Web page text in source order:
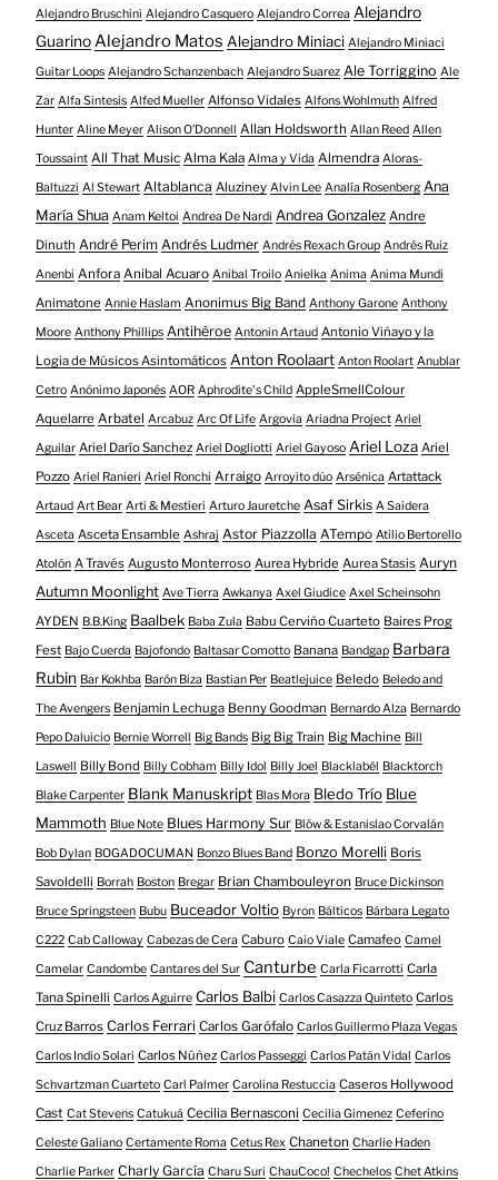
Alejandro Bruschini Alejandro Casquero Alejandro Correa Alejandro
Guarino Alejandro Matos Alejandro Miniaci Alejandro Miniaci
Guitar Loops Alejandro Schanzenbach Alejandro Suarez Ale Torriggino Ale
Zar Alfa Sintesis Alfed Mueller Alfonso Vidales Alfons Wohlmuth Alfred
Hunter Aline Meyer Alison O​’​Donnell Allan Holdsworth Allan Reed Allen
Toussaint All That Music Alma Kala Alma y Vida Almendra Aloras-
Baltuzzi Al Stewart Altablanca Aluziney Alvin Lee Analía Rosenberg Ana
María Shua Anam Keltoi Andrea De Nardi Andrea Gonzalez Andre
Dinuth André Perim Andrés Ludmer Andrés Rexach Group Andrés Ruiz
Anenbi Anfora Anibal Acuaro Anibal Troilo Anielka Anima Anima Mundi
Animatone Annie Haslam Anonimus Big Band Anthony Garone Anthony
Moore Anthony Phillips Antihéroe Antonin Artaud Antonio Viñayo y la
Logia de Músicos Asintomáticos Anton Roolaart Anton Roolart Anublar
Cetro Anónimo Japonés AOR Aphrodite's Child AppleSmellColour
Aquelarre Arbatel Arcabuz Arc Of Life Argovia Ariadna Project Ariel
Aguilar Ariel Darío Sanchez Ariel Dogliotti Ariel Gayoso Ariel Loza Ariel
Pozzo Ariel Ranieri Ariel Ronchi Arraigo Arroyito dúo Arsénica Artattack
Artaud Art Bear Arti & Mestieri Arturo Jauretche Asaf Sirkis A Saidera
Asceta Asceta Ensamble Ashraj Astor Piazzolla ATempo Atilio Bertorello
Atolón A Través Augusto Monterroso Aurea Hybride Aurea Stasis Auryn
Autumn Moonlight Ave Tierra Awkanya Axel Giudice Axel Scheinsohn
AYDEN B.B.King Baalbek Baba Zula Babu Cerviño Cuarteto Baires Prog
Fest Bajo Cuerda Bajofondo Baltasar Comotto Banana Bandgap Barbara
Rubin Bar Kokhba Barón Biza Bastian Per Beatlejuice Beledo Beledo and
The Avengers Benjamin Lechuga Benny Goodman Bernardo Alza Bernardo
Pepo Daluicio Bernie Worrell Big Bands Big Big Train Big Machine Bill
Laswell Billy Bond Billy Cobham Billy Idol Billy Joel Blacklabél Blacktorch
Blake Carpenter Blank Manuskript Blas Mora Bledo Trío Blue
Mammoth Blue Note Blues Harmony Sur Blöw & Estanislao Corvalán
Bob Dylan BOGADOCUMAN Bonzo Blues Band Bonzo Morelli Boris
Savoldelli Borrah Boston Bregar Brian Chambouleyron Bruce Dickinson
Bruce Springsteen Bubu Buceador Voltio Byron Bálticos Bárbara Legato
C222 Cab Calloway Cabezas de Cera Caburo Caio Viale Camafeo Camel
Camelar Candombe Cantares del Sur Canturbe Carla Ficarrotti Carla
Tana Spinelli Carlos Aguirre Carlos Balbi Carlos Casazza Quinteto Carlos
Cruz Barros Carlos Ferrari Carlos Garófalo Carlos Guillermo Plaza Vegas
Carlos Indio Solari Carlos Núñez Carlos Passeggi Carlos Patán Vidal Carlos
Schvartzman Cuarteto Carl Palmer Carolina Restuccia Caseros Hollywood
Cast Cat Stevens Catukuá Cecilia Bernasconi Cecilia Gimenez Ceferino
Celeste Galiano Certamente Roma Cetus Rex Chaneton Charlie Haden
Charlie Parker Charly García Charu Suri ChauCoco! Chechelos Chet Atkins